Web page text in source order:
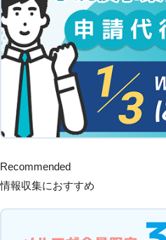
Recommended
情報収集におすすめ